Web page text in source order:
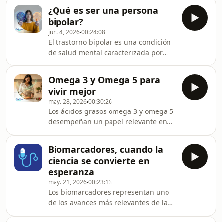
de promover decisiones responsables
en el uso de medicamen
profesional y servicios de salud. En
este tema se analiza cómo las
farmacias digitales y las aplicaciones
móviles han llevado la atención
farmacéutica a la palma de la mano,
integrando tecnología, comodidad y
nuevos modelos de cuidado.A lo largo
del análisis se explica
¿Qué es ser una persona
bipolar?
jun. 4, 202600:24:08
El trastorno bipolar es una condición
de salud mental caracterizada por
comportamiento. En este tema se
explica qué significa ser una persona
bipolar, abordando el trastorno desde
una perspectiva clínica que permite
comprender sus manifestaciones más
allá de estigmas o interpretaciones
simplificadas.A lo largo del anális
Omega 3 y Omega 5 para
vivir mejor
may. 28, 202600:30:26
Los ácidos grasos omega 3 y omega 5
desempeñan un papel relevante en
cardiovascular, metabólica y celular.
En este programa se analiza cómo
estos lípidos esenciales y bioactivos
contribuyen al equilibrio del cuerpo y
a la prevención de diversos
desequilibrios asociados al estilo de
vida moderno.A lo largo del episodio
Biomarcadores, cuando la
ciencia se convierte en
esperanza
may. 21, 202600:23:13
Los biomarcadores representan uno
de los avances más relevantes de la